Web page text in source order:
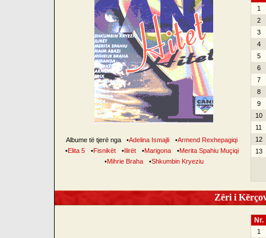
Albume të tjerë nga •Adelina Ismajli •Armend Rexhepagiqi
•Elita 5 •Fisnikët •Ilirët •Marigona •Merita Spahiu Muçiqi
•Mihrie Braha •Shkumbin Kryeziu
1
2
3
4
5
6
7
8
9
10
11
12
13
Zëri i
Nr.
1